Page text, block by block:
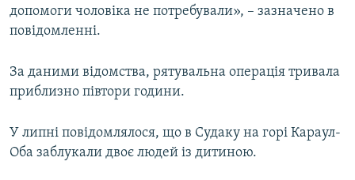
допомоги чоловіка не потребували», – зазначено в
повідомленні.
За даними відомства, рятувальна операція тривала
приблизно півтори години.
У липні повідомлялося, що в Судаку на горі Караул-
Оба заблукали двоє людей із дитиною.